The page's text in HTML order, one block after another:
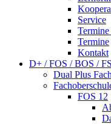
Service
Termine
Kontakt
D+ / FOS / BOS / FS
Dual Plus
FOS 12